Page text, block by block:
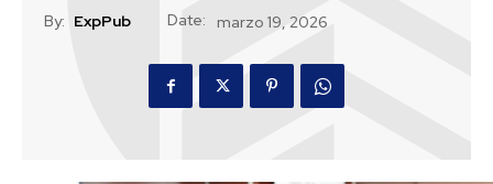
By: ExpPub Date: marzo 19, 2026